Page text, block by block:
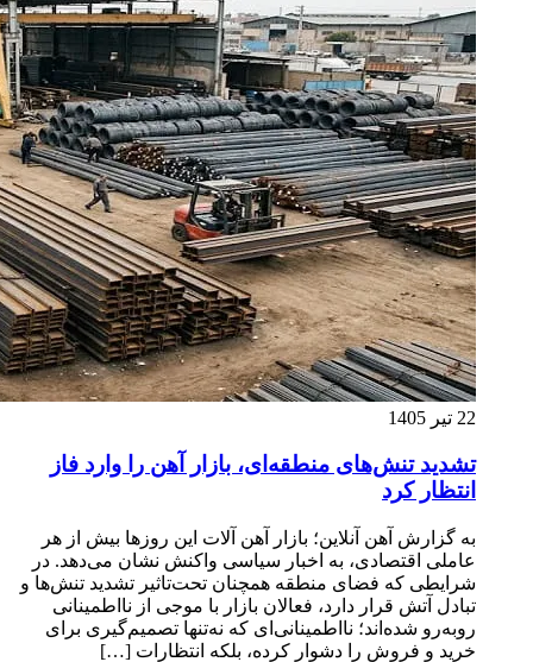
22 تیر 1405
تشدید تنش‌های منطقه‌ای، بازار آهن را وارد فاز
انتظار کرد
به گزارش آهن آنلاین؛ بازار آهن آلات این روزها بیش از هر
عاملی اقتصادی، به اخبار سیاسی واکنش نشان می‌دهد. در
شرایطی که فضای منطقه همچنان تحت‌تاثیر تشدید تنش‌ها و
تبادل آتش قرار دارد، فعالان بازار با موجی از نااطمینانی
روبه‌رو شده‌اند؛ نااطمینانی‌ای که نه‌تنها تصمیم‌گیری برای
خرید و فروش را دشوار کرده، بلکه انتظارات […]